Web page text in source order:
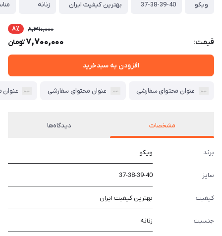
ویکو
37-38-39-40
بهترین کیفیت ایران
زنانه
قیمت:
8,310,000 8٪
7,700,000تومان
افزودن به سبدخرید
عنوان محتوای سفارشی عنوان محتوای سفارشی عنوان
مشخصات دیدگاه‌ها
برند ویکو
سایز 37-38-39-40
کیفیت بهترین کیفیت ایران
جنسیت زنانه